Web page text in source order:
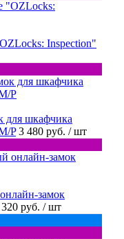
Inspection"
для шкафчика
P 3 480 руб. / шт
замок
руб. / шт